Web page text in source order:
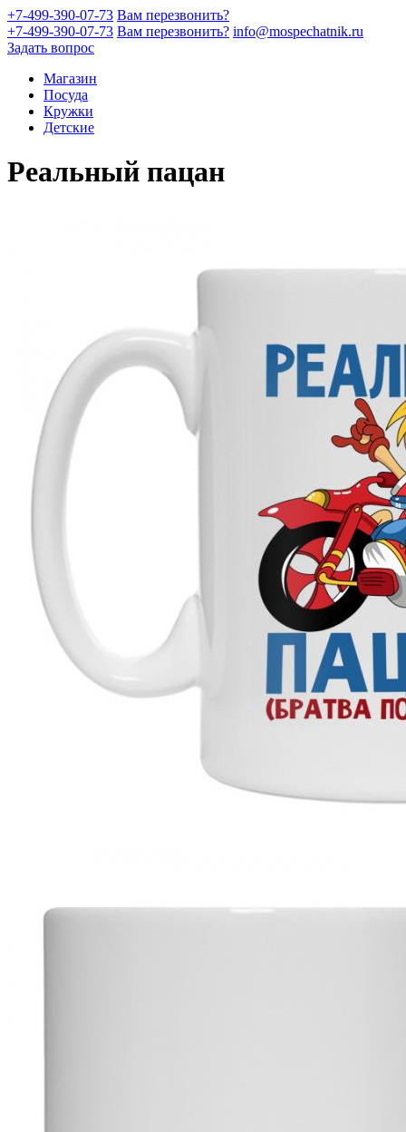
+7-499-390-07-73 Вам перезвонить?
+7-499-390-07-73 Вам перезвонить? info@mospechatnik.ru
Задать вопрос
Магазин
Посуда
Кружки
Детские
Реальный пацан